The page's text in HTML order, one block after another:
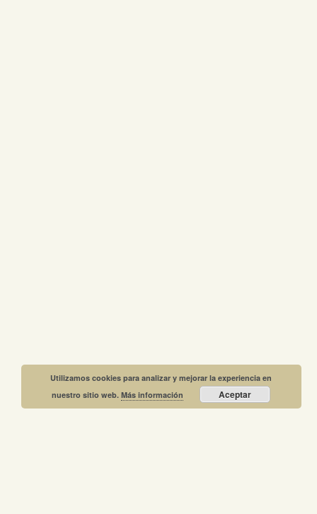
Utilizamos cookies para analizar y mejorar la experiencia en
nuestro sitio web.Más información Aceptar